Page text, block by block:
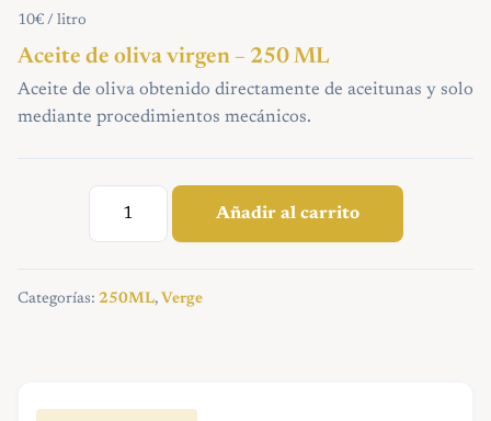
10€ / litro
Aceite de oliva virgen – 250 ML
Aceite de oliva obtenido directamente de aceitunas y solo
mediante procedimientos mecánicos.
Aceite
oliva
250
Añadir al carrito
Categorías: 250ML, Verge